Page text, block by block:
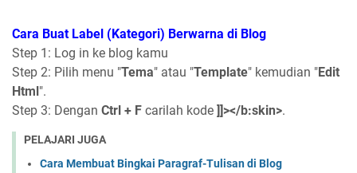
Cara Buat Label (Kategori) Berwarna di Blog
Step 1: Log in ke blog kamu
Step 2: Pilih menu "Tema" atau "Template" kemudian "Edit
Html".
Step 3: Dengan Ctrl + F carilah kode ]]></b:skin>.
PELAJARI JUGA
Cara Membuat Bingkai Paragraf-Tulisan di Blog